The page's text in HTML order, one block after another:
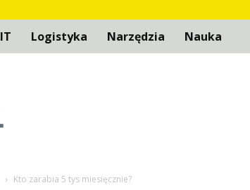
IT Logistyka Narzędzia Nauka
Kto zarabia 5 tys miesięcznie?